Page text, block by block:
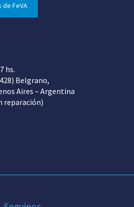
FeVA
hs.
Belgrano,
Aires – Argentina
reparación)